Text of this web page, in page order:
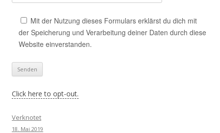
Mit der Nutzung dieses Formulars erklärst du dich mit
der Speicherung und Verarbeitung deiner Daten durch diese
Website einverstanden.
Click here to opt-out.
Verknotet
18. Mai 2019